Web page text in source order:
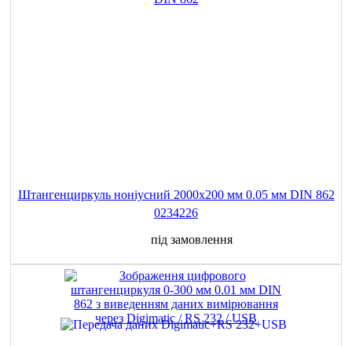
Штангенциркуль ноніусний 2000x200 мм 0.05 мм DIN 862
0234226
під замовлення